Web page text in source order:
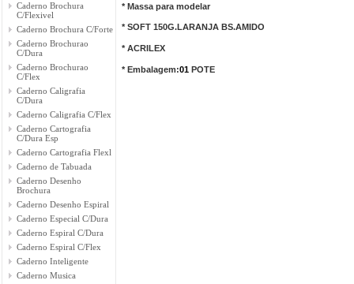
Caderno Brochura
C/Flexivel
Caderno Brochura C/Forte
Caderno Brochurao
C/Dura
Caderno Brochurao
C/Flex
Caderno Caligrafia
C/Dura
Caderno Caligrafia C/Flex
Caderno Cartografia
C/Dura Esp
Caderno Cartografia Flexl
Caderno de Tabuada
Caderno Desenho
Brochura
Caderno Desenho Espiral
Caderno Especial C/Dura
Caderno Espiral C/Dura
Caderno Espiral C/Flex
Caderno Inteligente
Caderno Musica
* Massa para modelar
* SOFT 150G.LARANJA BS.AMIDO
* ACRILEX
* Embalagem:01 POTE